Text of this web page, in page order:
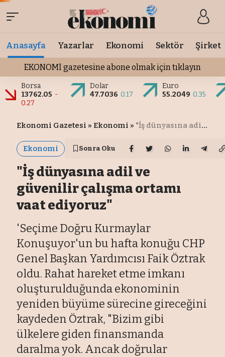
Anasayfa Yazarlar Ekonomi Sektör Şirket
EKONOMİ gazetesine abone olmak için tıklayın
Borsa
13762.05 -
0.27
Dolar
47.7036 0.17
Euro
55.2049 0.35
Ekonomi Gazetesi » Ekonomi » "İş dünyasına adil ve güvenilir çalışma ortamı vaat ediyoruz"
Ekonomi Sonra Oku
"İş dünyasına adil ve
güvenilir çalışma ortamı
vaat ediyoruz"
'Seçime Doğru Kurmaylar
Konuşuyor'un bu hafta konuğu CHP
Genel Başkan Yardımcısı Faik Öztrak
oldu. Rahat hareket etme imkanı
oluşturulduğunda ekonominin
yeniden büyüme sürecine gireceğini
kaydeden Öztrak, "Bizim gibi
ülkelere giden finansmanda
daralma yok. Ancak doğrular